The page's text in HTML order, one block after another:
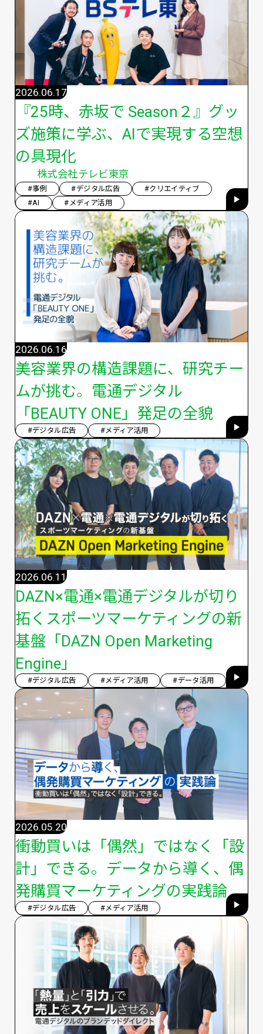
『25時、赤坂で Season２』グッ
ズ施策に学ぶ、AIで実現する空想
の具現化
株式会社テレビ東京
2026.06.17
#事例 #デジタル広告
#クリエイティブ
#AI
#メディア活用
美容業界の構造課題に、研究チー
ムが挑む。電通デジタル
「BEAUTY ONE」発足の全貌
2026.06.16
#デジタル広告 #メディア活用
DAZN×電通×電通デジタルが切り
拓くスポーツマーケティングの新
基盤「DAZN Open Marketing
Engine」
2026.06.11
#デジタル広告 #メディア活用 #データ活用
衝動買いは「偶然」ではなく「設
計」できる。データから導く、偶
発購買マーケティングの実践論
2026.05.20
#デジタル広告 #メディア活用